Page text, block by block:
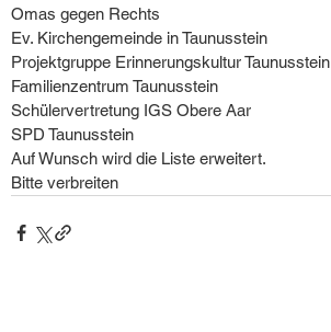
Omas gegen Rechts
Ev. Kirchengemeinde in Taunusstein
Projektgruppe Erinnerungskultur Taunusstein
Familienzentrum Taunusstein
Schülervertretung IGS Obere Aar
SPD Taunusstein
Auf Wunsch wird die Liste erweitert.
Bitte verbreiten